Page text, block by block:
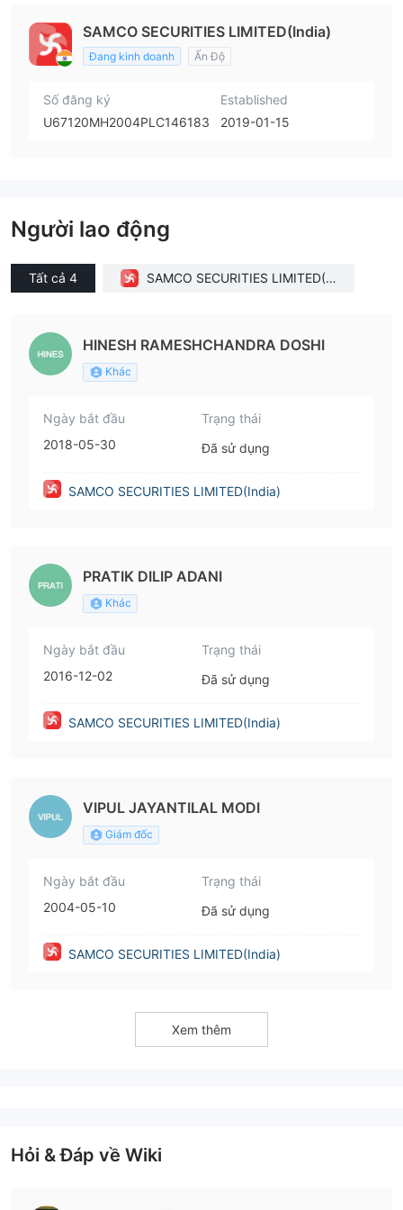
SAMCO SECURITIES LIMITED(India)
Đang kinh doanh Ấn Độ
Số đăng ký
U67120MH2004PLC146183
Established
2019-01-15
Người lao động
Tất cả 4
SAMCO SECURITIES LIMITED(In
HINESH RAMESHCHANDRA DOSHI
Khác
Ngày bắt đầu
2018-05-30
Trạng thái
Đã sử dụng
SAMCO SECURITIES LIMITED(India)
PRATIK DILIP ADANI
Khác
Ngày bắt đầu
2016-12-02
Trạng thái
Đã sử dụng
SAMCO SECURITIES LIMITED(India)
VIPUL JAYANTILAL MODI
Giám đốc
Ngày bắt đầu
2004-05-10
Trạng thái
Đã sử dụng
SAMCO SECURITIES LIMITED(India)
Xem thêm
Hỏi & Đáp về Wiki